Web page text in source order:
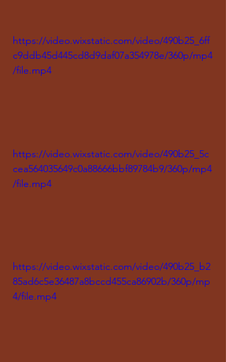
https://video.wixstatic.com/video/490b25_6ff
c9ddb45d445cd8d9daf07a354978e/360p/mp4
/file.mp4
https://video.wixstatic.com/video/490b25_5c
cea564035649c0a88666bbf89784b9/360p/mp4
/file.mp4
https://video.wixstatic.com/video/490b25_b2
85ad6c5e36487a8bccd455ca86902b/360p/mp
4/file.mp4